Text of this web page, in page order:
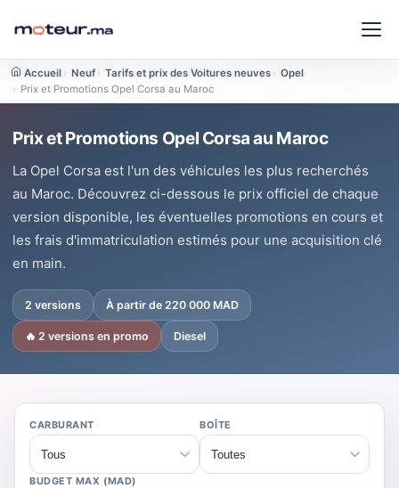
Accueil › Neuf › Tarifs et prix des Voitures neuves › Opel
› Prix et Promotions Opel Corsa au Maroc
Prix et Promotions Opel Corsa au Maroc
La Opel Corsa est l'un des véhicules les plus recherchés
au Maroc. Découvrez ci-dessous le prix officiel de chaque
version disponible, les éventuelles promotions en cours et
les frais d'immatriculation estimés pour une acquisition clé
en main.
2 versions À partir de 220 000 MAD
🔥 2 versions en promo Diesel
CARBURANT BOÎTE
BUDGET MAX (MAD)